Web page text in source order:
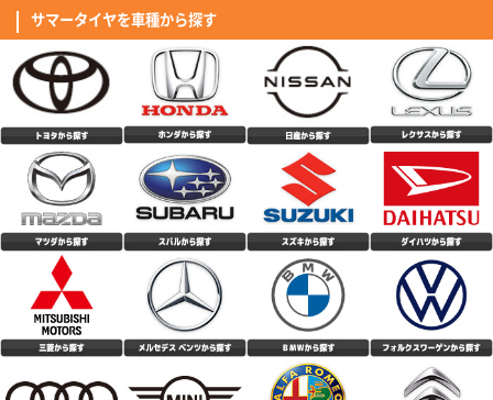
サマータイヤを車種から探す
らないです。高速はまだ走っていませんが、街乗り中心なら問題ないです。
耐久性は未定ですが2年位維持できたら良いかなと思います。
ヤのロゴに、スポーツと記載ありますが、乗り心地含めマイルド感もあり、
私の感覚では、ツーリングといったイメージ。音は最初は気になりました
が、そのうち気にならなくなりましたが、少し大きめのような気がします。
サイドのデザインは、独特で好き嫌いが出るかと思いますが、私は好感がも
てました。全体的な評価としては高評価です。
(5.00点)tom*******さん
RADAR Dimax R8+ 255/40R19.Z 100Y XL
このタイヤ、価格の割にたいへんグリップの良い感じ。 乗り心地も良いで
す。 前輪と後輪のタイヤサイズが違う車に装着しました。
(4.00点)shu*******さん
MINERVA F205 195/45R17.Z 85W XL
中古車購入時に装着されていたタイヤがパンクによるサイドウォールの破損
で泣く泣く4本交換。 口コミの良いミネルバを購入して履いた所、コスパ良
すぎでは！？と感動するくらい良かったです。 まだ交換して2週間程なので
評価はオール4にしておきました。 これはお勧めですよ。
(5.00点)tak*******さん
CEAT EcoDrive 185/65R15 92T XL
対応が早くて良かった
(4.33点)パナマニさん
CEAT SecuraDrive 215/55R18 99V XL